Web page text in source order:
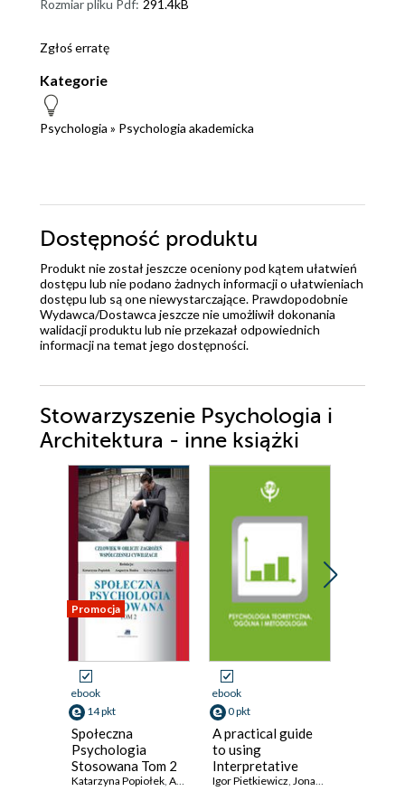
Rozmiar pliku Pdf: 291.4kB
Zgłoś erratę
Kategorie
Psychologia » Psychologia akademicka
Dostępność produktu
Produkt nie został jeszcze oceniony pod kątem ułatwień
dostępu lub nie podano żadnych informacji o ułatwieniach
dostępu lub są one niewystarczające. Prawdopodobnie
Wydawca/Dostawca jeszcze nie umożliwił dokonania
walidacji produktu lub nie przekazał odpowiednich
informacji na temat jego dostępności.
Stowarzyszenie Psychologia i
Architektura - inne książki
Promocja
ebook
14 pkt
Społeczna
Psychologia
Stosowana Tom 2
Katarzyna Popiołek Augustyn Bańka ,Katarzyna Balawajder
ebook
0 pkt
A practical guide
to using
Interpretative
Phenomenological
Igor Pietkiewicz Jonathan A. Smith